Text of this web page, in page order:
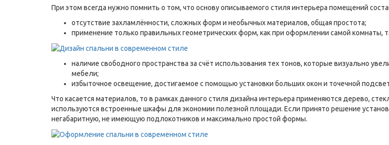
При этом всегда нужно помнить о том, что основу описываемого стиля интерьера помещений
отсутствие захламлённости, сложных форм и необычных материалов, общая простота;
применение только правильных геометрических форм, как при оформлении самой комнаты,
наличие свободного пространства за счёт использования тех тонов, которые визуально
мебели;
избыточное освещение, достигаемое с помощью установки больших окон и точечной
Что касается материалов, то в рамках данного стиля дизайна интерьера применяются дерево,
используются встроенные шкафы для экономии полезной площади. Если принято решение
негабаритную, не имеющую подлокотников и максимально простой формы.